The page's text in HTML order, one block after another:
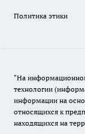
Политика этики
"На
технологии
информации на
относящихся к
находящихся на